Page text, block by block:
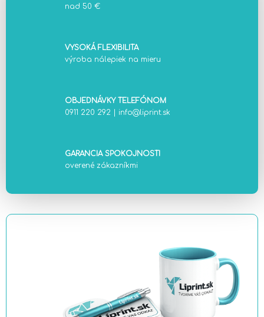
nad 50 €
VYSOKÁ FLEXIBILITA
výroba nálepiek na mieru
OBJEDNÁVKY TELEFÓNOM
0911 220 292
info@liprint.sk
GARANCIA SPOKOJNOSTI
overené zákazníkmi